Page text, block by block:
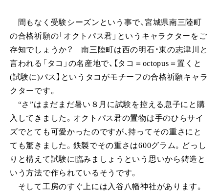
間もなく受験シーズンという事で、宮城県南三陸町
の合格祈願の「オクトパス君」というキャラクターをご
存知でしょうか？ 南三陸町は西の明石・東の志津川と
言われる「タコ」の名産地で、【タコ＝ octopus ＝置くと
(試験に)パス】というタコがモチーフの合格祈願キャラ
クターです。
“さ”はまだまだ暑い８月に試験を控える息子にと購
入してきました。オクトパス君の置物は手のひらサイ
ズでとても可愛かったのですが、持ってその重さにと
ても驚きました。鉄製でその重さは600グラム。どっし
りと構えて試験に臨みましょうという思いから鋳造と
いう方法で作られているそうです。
そして工房のすぐ上には入谷八幡神社があります。